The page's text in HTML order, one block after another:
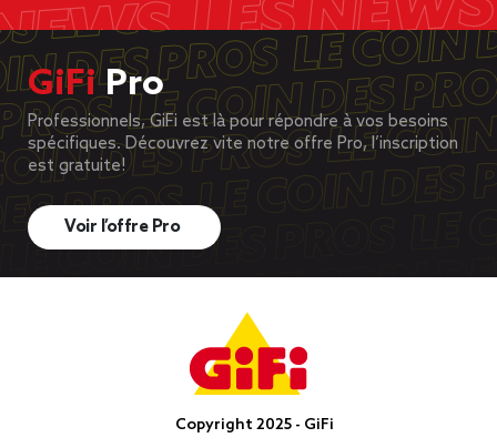
GiFiPro
Professionnels, GiFi est là pour répondre à vos besoins
spécifiques. Découvrez vite notre offre Pro, l’inscription
est gratuite!
Voir l’offre Pro
Copyright 2025 - GiFi